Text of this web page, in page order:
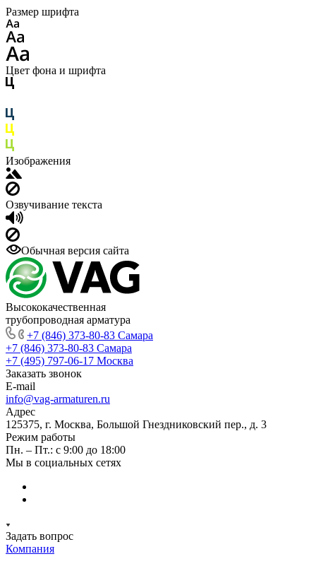
Размер шрифта
Цвет фона и шрифта
Изображения
Озвучивание текста
Обычная версия сайта
Высококачественная
трубопроводная арматура
+7 (846) 373-80-83 Самара
+7 (846) 373-80-83 Самара
+7 (495) 797-06-17 Москва
Заказать звонок
E-mail
info@vag-armaturen.ru
Адрес
125375, г. Москва, Большой Гнездниковский пер., д. 3
Режим работы
Пн. – Пт.: с 9:00 до 18:00
Мы в социальных сетях
Задать вопрос
Компания